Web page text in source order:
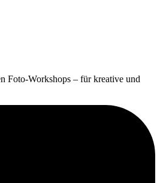
Foto-Workshops – für kreative und